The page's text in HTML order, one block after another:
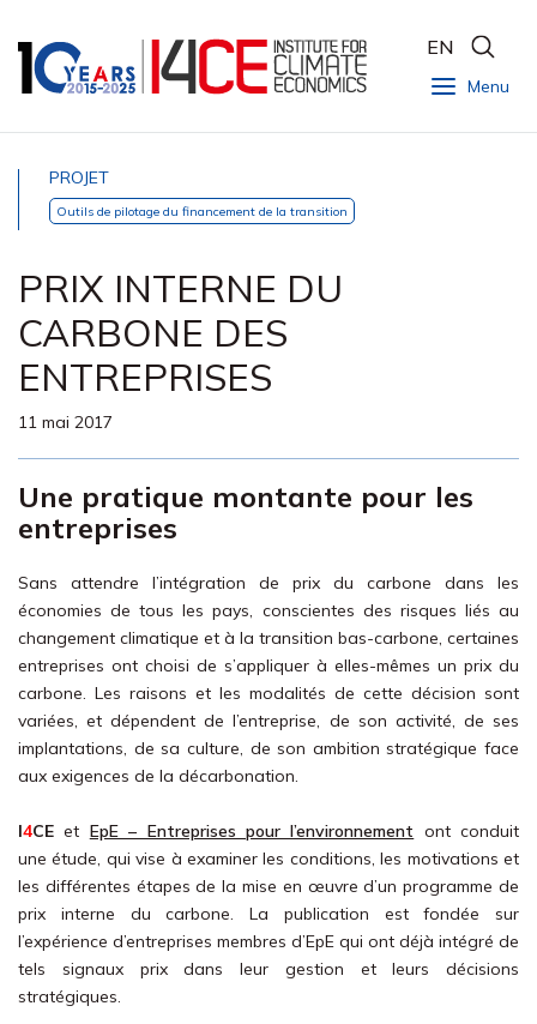
Menu
EN
PROJET
Outils de pilotage du financement de la transition
PRIX INTERNE DU
CARBONE DES
ENTREPRISES
11 mai 2017
Une pratique montante pour les
entreprises
Sans attendre l’intégration de prix du carbone dans les
économies de tous les pays, conscientes des risques liés au
changement climatique et à la transition bas-carbone, certaines
entreprises ont choisi de s’appliquer à elles-mêmes un prix du
carbone. Les raisons et les modalités de cette décision sont
variées, et dépendent de l’entreprise, de son activité, de ses
implantations, de sa culture, de son ambition stratégique face
aux exigences de la décarbonation.
I4CE et EpE – Entreprises pour l’environnement ont conduit
une étude, qui vise à examiner les conditions, les motivations et
les différentes étapes de la mise en œuvre d’un programme de
prix interne du carbone. La publication est fondée sur
l’expérience d’entreprises membres d’EpE qui ont déjà intégré de
tels signaux prix dans leur gestion et leurs décisions
stratégiques.